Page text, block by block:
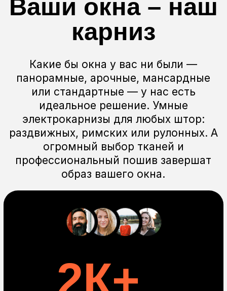
со смартфона
Электрокарниз можно добавить
во многие приложения для умных домов
Алиса,
открой шторы
Электрокарниз можно добавить
во многие приложения для умных домов